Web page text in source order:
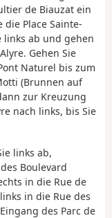
de Biauzat ein
die Place Sainte-
links ab und gehen
Gehen Sie
Naturel bis zum
(Brunnen auf
zur Kreuzung
nach links, bis Sie
links ab,
Boulevard
in die Rue de
in die Rue des
des Parc de